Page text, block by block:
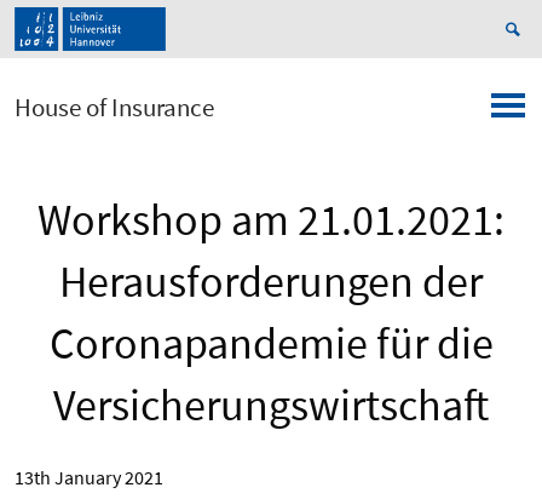
House of Insurance
Workshop am 21.01.2021:
Herausforderungen der
Coronapandemie für die
Versicherungswirtschaft
13th January 2021